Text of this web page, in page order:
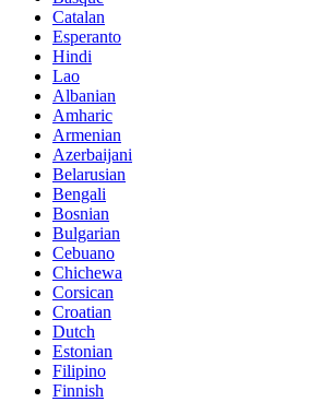
Catalan
Esperanto
Hindi
Lao
Albanian
Amharic
Armenian
Azerbaijani
Belarusian
Bengali
Bosnian
Bulgarian
Cebuano
Chichewa
Corsican
Croatian
Dutch
Estonian
Filipino
Finnish